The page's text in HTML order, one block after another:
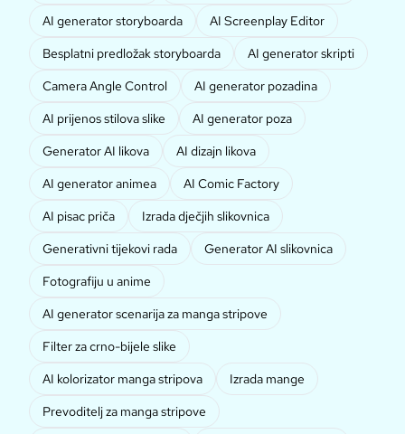
AI generator storyboarda
AI Screenplay Editor
Besplatni predložak storyboarda
AI generator skripti
Camera Angle Control
AI generator pozadina
AI prijenos stilova slike
AI generator poza
Generator AI likova
AI dizajn likova
AI generator animea
AI Comic Factory
AI pisac priča
Izrada dječjih slikovnica
Generativni tijekovi rada
Generator AI slikovnica
Fotografiju u anime
AI generator scenarija za manga stripove
Filter za crno-bijele slike
AI kolorizator manga stripova
Izrada mange
Prevoditelj za manga stripove